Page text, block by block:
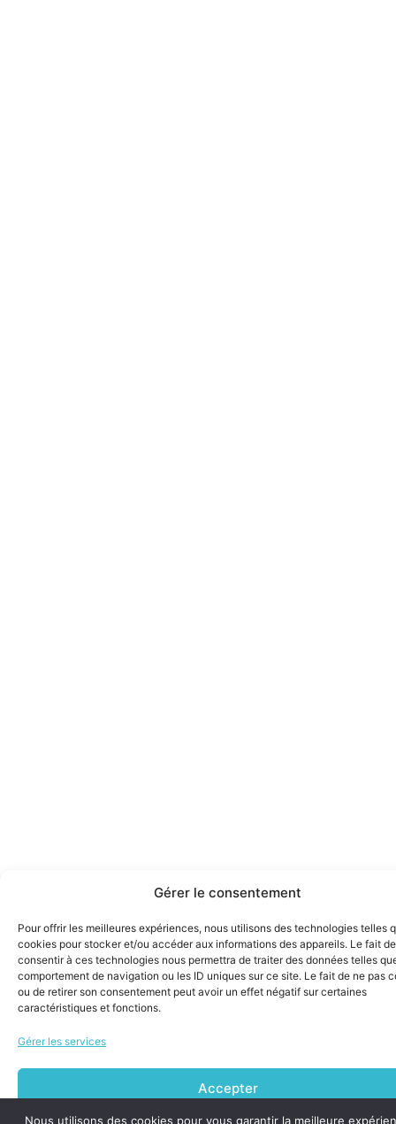
Gérer le consentement
Pour offrir les meilleures expériences, nous utilisons des technologies telles
cookies pour stocker et/ou accéder aux informations des appareils. Le fait de
consentir à ces technologies nous permettra de traiter des données telles
comportement de navigation ou les ID uniques sur ce site. Le fait de ne pas
ou de retirer son consentement peut avoir un effet négatif sur certaines
caractéristiques et fonctions.
Gérer les services
Accepter
Nous utilisons des cookies pour vous garantir la meilleure